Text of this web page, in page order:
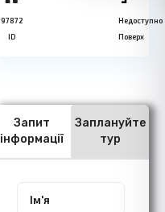
97872
ID
Недоступно
Поверх
Запит
інформації
Заплануйте
тур